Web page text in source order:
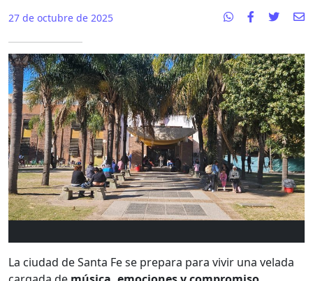
27 de octubre de 2025
La ciudad de Santa Fe se prepara para vivir una velada